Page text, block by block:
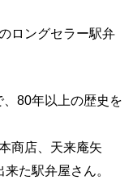
ロングセラー駅弁
80年以上の歴史を
商店、天来庵矢
た駅弁屋さん。